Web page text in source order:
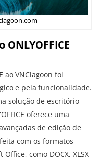
ONLYOFFICE
ao VNClagoon foi
e pela funcionalidade.
solução de escritório
oferece uma
de edição de
com os formatos
como DOCX, XLSX